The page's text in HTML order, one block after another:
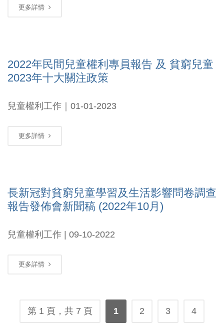
更多詳情
2022年民間兒童權利專員報告 及 貧窮兒童
2023年十大關注政策
兒童權利工作｜01-01-2023
更多詳情
長新冠對貧窮兒童學習及生活影響問卷調查
報告發佈會新聞稿 (2022年10月)
兒童權利工作 | 09-10-2022
更多詳情
第 1 頁，共 7 頁 1 2 3 4